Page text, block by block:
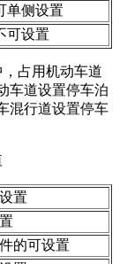
单侧设置
可设置
占用机动车道
车道设置停车泊
混行道设置停车
置
的可设置